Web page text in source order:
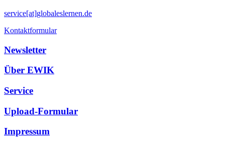
service[at]globaleslernen.de
Kontaktformular
Newsletter
Über EWIK
Service
Upload-Formular
Impressum